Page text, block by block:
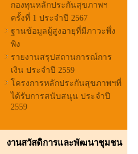
กองทุนหลักประกันสุขภาพฯ
ครั้งที่ 1 ประจำปี 2567
ฐานข้อมูลผูู้สูงอายุที่มีภาวะพึ่ง
พิง
รายงานสรุปสถานการณ์การ
เงิน ประจำปี 2559
โครงการหลักประกันสุขภาพฯที่
ได้รับการสนับสนุน ประจำปี
2559
งานสวัสดิการและพัฒนาชุมชน